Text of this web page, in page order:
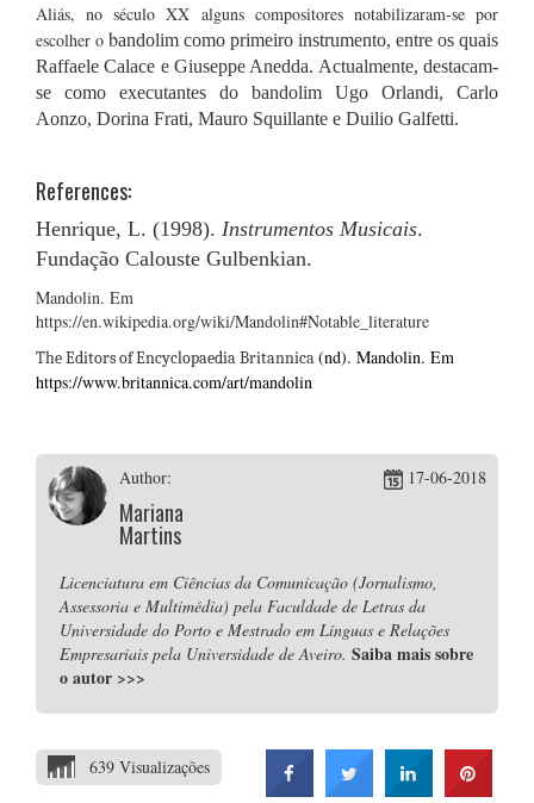
Aliás, no século XX alguns compositores notabilizaram-se por
escolher o bandolim como primeiro instrumento, entre os quais
Raffaele Calace e Giuseppe Anedda. Actualmente, destacam-
se como executantes do bandolim Ugo Orlandi, Carlo
Aonzo, Dorina Frati, Mauro Squillante e Duilio Galfetti.
References:
Henrique, L. (1998). Instrumentos Musicais.
Fundação Calouste Gulbenkian.
Mandolin. Em
https://en.wikipedia.org/wiki/Mandolin#Notable_literature
The Editors of Encyclopaedia Britannica(nd). Mandolin. Em
https://www.britannica.com/art/mandolin
Author:
Mariana
Martins
17-06-2018
Licenciatura em Ciências da Comunicação (Jornalismo,
Assessoria e Multimédia) pela Faculdade de Letras da
Universidade do Porto e Mestrado em Línguas e Relações
Empresariais pela Universidade de Aveiro. Saiba mais sobre
o autor >>>
639 Visualizações